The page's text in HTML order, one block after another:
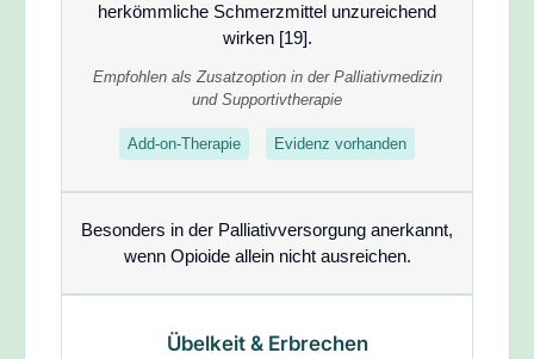
herkömmliche Schmerzmittel unzureichend
wirken [19].
Empfohlen als Zusatzoption in der Palliativmedizin
und Supportivtherapie
Add-on-Therapie Evidenz vorhanden
Besonders in der Palliativversorgung anerkannt,
wenn Opioide allein nicht ausreichen.
Übelkeit & Erbrechen